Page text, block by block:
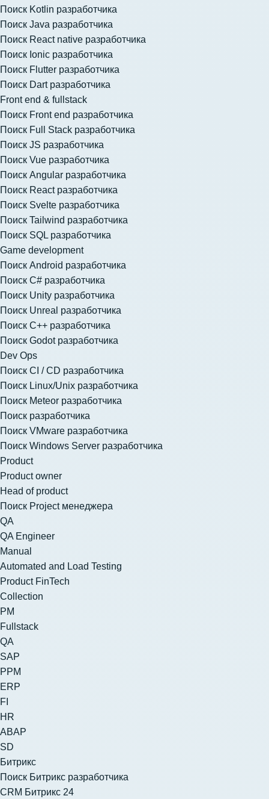
Поиск Kotlin разработчика
Поиск Java разработчика
Поиск React native разработчика
Поиск Ionic разработчика
Поиск Flutter разработчика
Поиск Dart разработчика
Front end & fullstack
Поиск Front end разработчика
Поиск Full Stack разработчика
Поиск JS разработчика
Поиск Vue разработчика
Поиск Angular разработчика
Поиск React разработчика
Поиск Svelte разработчика
Поиск Tailwind разработчика
Поиск SQL разработчика
Game development
Поиск Android разработчика
Поиск C# разработчика
Поиск Unity разработчика
Поиск Unreal разработчика
Поиск C++ разработчика
Поиск Godot разработчика
Dev Ops
Поиск CI / CD разработчика
Поиск Linux/Unix разработчика
Поиск Meteor разработчика
Поиск разработчика
Поиск VMware разработчика
Поиск Windows Server разработчика
Product
Product owner
Head of product
Поиск Project менеджера
QA
QA Engineer
Manual
Automated and Load Testing
Product FinTech
Collection
PM
Fullstack
QA
SAP
PPM
ERP
FI
HR
ABAP
SD
Битрикс
Поиск Битрикс разработчика
CRM Битрикс 24